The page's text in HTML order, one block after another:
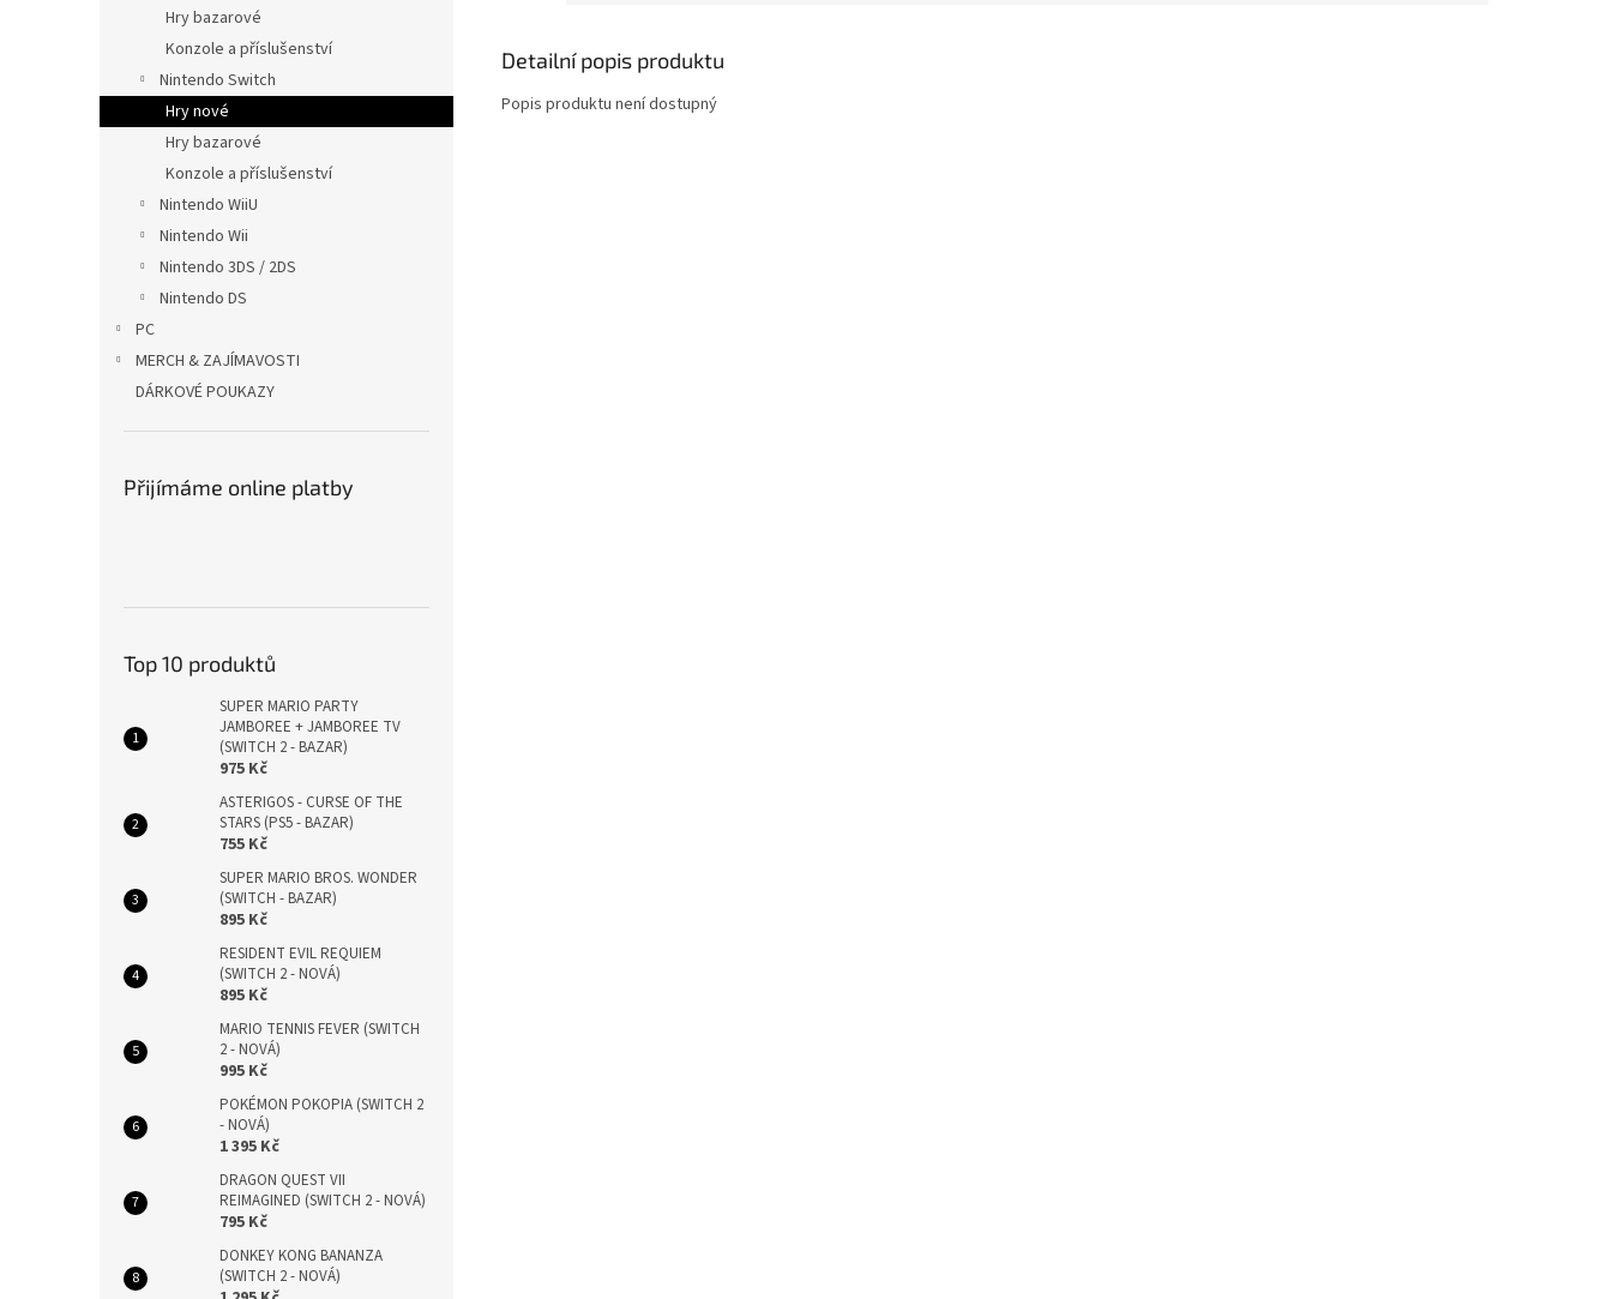
Hry bazarové
Konzole a příslušenství
Nintendo Switch
Hry nové
Hry bazarové
Konzole a příslušenství
Nintendo WiiU
Nintendo Wii
Nintendo 3DS / 2DS
Nintendo DS
PC
MERCH & ZAJÍMAVOSTI
DÁRKOVÉ POUKAZY
Přijímáme online platby
Top 10 produktů
SUPER MARIO PARTY
JAMBOREE + JAMBOREE TV
(SWITCH 2 - BAZAR)
975 Kč
ASTERIGOS - CURSE OF THE
STARS (PS5 - BAZAR)
755 Kč
SUPER MARIO BROS. WONDER
(SWITCH - BAZAR)
895 Kč
RESIDENT EVIL REQUIEM
(SWITCH 2 - NOVÁ)
895 Kč
MARIO TENNIS FEVER (SWITCH
2 - NOVÁ)
995 Kč
POKÉMON POKOPIA (SWITCH 2
- NOVÁ)
1 395 Kč
DRAGON QUEST VII
REIMAGINED (SWITCH 2 - NOVÁ)
795 Kč
DONKEY KONG BANANZA
(SWITCH 2 - NOVÁ)
Detailní popis produktu
Popis produktu není dostupný